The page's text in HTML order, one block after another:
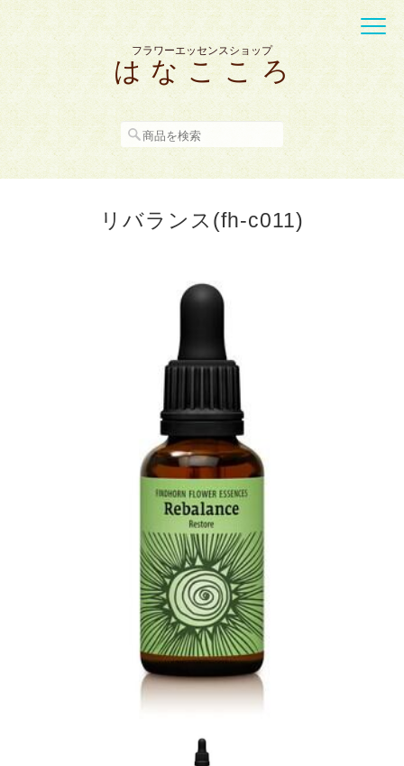
フラワーエッセンスショップ
は な こ こ ろ
リバランス(fh-c011)